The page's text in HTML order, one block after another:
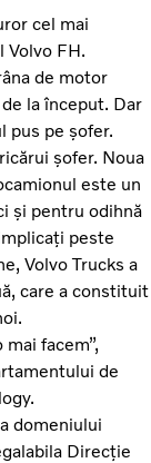
cel mai
Volvo FH.
de motor
la început. Dar
pus pe șofer.
șofer. Noua
este un
și pentru odihnă
peste
Volvo Trucks a
care a constituit
facem”,
de
domeniului
Direcție